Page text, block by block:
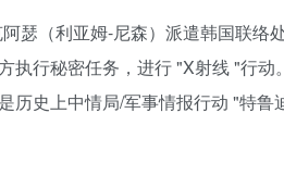
瑟（利亚姆-尼森）派遣韩国联
执行秘密任务，进行 "X射线 "行
历史上中情局/军事情报行动 "特鲁